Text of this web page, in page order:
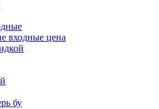
входные цена
бу